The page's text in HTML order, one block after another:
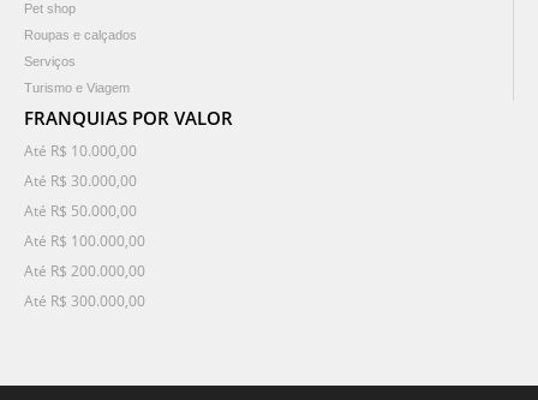
Pet shop
Roupas e calçados
Serviços
Turismo e Viagem
FRANQUIAS POR VALOR
Até R$ 10.000,00
Até R$ 30.000,00
Até R$ 50.000,00
Até R$ 100.000,00
Até R$ 200.000,00
Até R$ 300.000,00